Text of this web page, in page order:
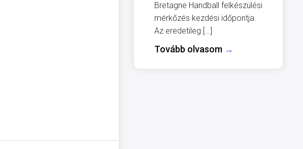
Bretagne Handball felkészülési
mérkőzés kezdési időpontja.
Az eredetileg […]
Tovább olvasom →